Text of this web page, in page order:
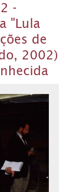
-
"Lula
de
2002)